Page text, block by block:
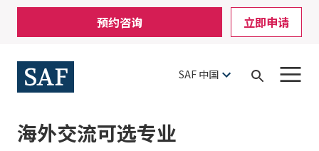
Skip
main
content
Utility
Menu
预约咨询 立即申请
SAF 中国
Open
海外交流可选专业